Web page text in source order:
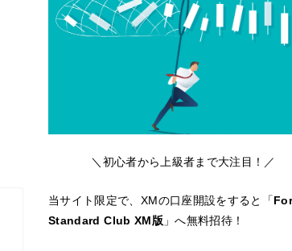
＼初心者から上級者まで大注目！／
当サイト限定で、XMの口座開設をすると「
Standard Club XM版 」へ無料招待！